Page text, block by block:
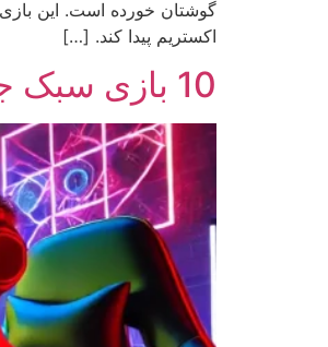
اکستریم پیدا کند. […]
10 بازی سبک جهان باز (Open World) که شما را ساعت ها سرگرم می‌کنند!